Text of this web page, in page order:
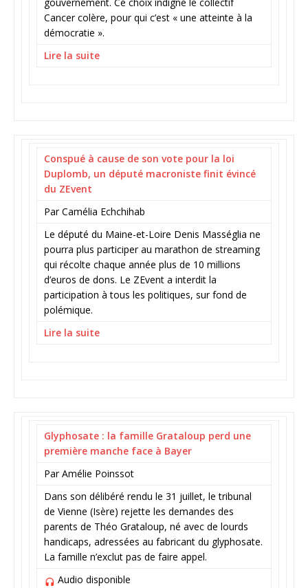
Cancer colère, pour qui c’est « une atteinte à la
démocratie ».
Lire la suite
Conspué à cause de son vote pour la loi
Duplomb, un député macroniste finit évincé
du ZEvent
Par Camélia Echchihab
Le député du Maine-et-Loire Denis Masséglia ne
pourra plus participer au marathon de streaming
qui récolte chaque année plus de 10 millions
d’euros de dons. Le ZEvent a interdit la
participation à tous les politiques, sur fond de
polémique.
Lire la suite
Glyphosate : la famille Grataloup perd une
première manche face à Bayer
Par Amélie Poinssot
Dans son délibéré rendu le 31 juillet, le tribunal
de Vienne (Isère) rejette les demandes des
parents de Théo Grataloup, né avec de lourds
handicaps, adressées au fabricant du glyphosate.
La famille n’exclut pas de faire appel.
Audio disponible